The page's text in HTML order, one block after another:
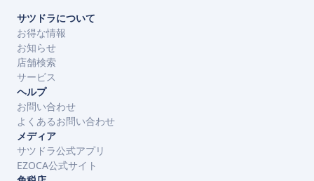
サツドラについて
お得な情報
お知らせ
店舗検索
サービス
ヘルプ
お問い合わせ
よくあるお問い合わせ
メディア
サツドラ公式アプリ
EZOCA公式サイト